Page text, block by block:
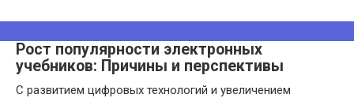
Рост популярности электронных
учебников: Причины и перспективы
С развитием цифровых технологий и увеличением